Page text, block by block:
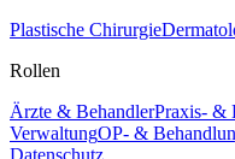
Plastische Chirurgie
Rollen
Ärzte & BehandlerPraxis- &
VerwaltungOP- &